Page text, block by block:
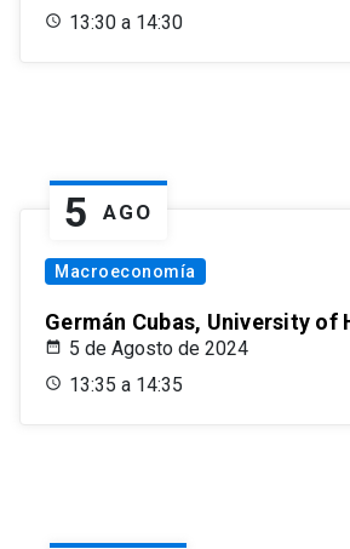
13:30 a 14:30
5 AGO
Macroeconomía
Germán Cubas, University of
5 de Agosto de 2024
13:35 a 14:35